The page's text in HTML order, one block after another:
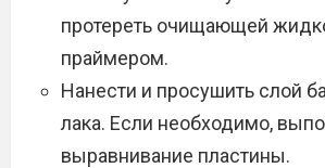
протереть очищающей
праймером.
Нанести и просушить слой
лака. Если необходимо,
выравнивание пластины.